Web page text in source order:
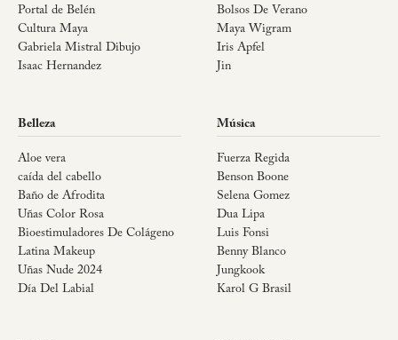
Portal de Belén
Cultura Maya
Gabriela Mistral Dibujo
Isaac Hernandez
Bolsos De Verano
Maya Wigram
Iris Apfel
Jin
Belleza
Aloe vera
caída del cabello
Baño de Afrodita
Uñas Color Rosa
Bioestimuladores De Colágeno
Latina Makeup
Uñas Nude 2024
Día Del Labial
Música
Fuerza Regida
Benson Boone
Selena Gomez
Dua Lipa
Luis Fonsi
Benny Blanco
Jungkook
Karol G Brasil